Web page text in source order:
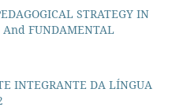
STRATEGY IN
FUNDAMENTAL
INTEGRANTE DA LÍNGUA